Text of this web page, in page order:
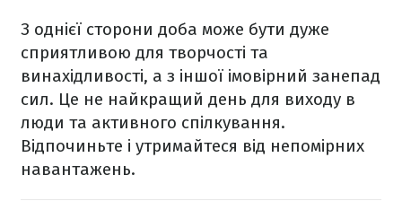
З однієї сторони доба може бути дуже
сприятливою для творчості та
винахідливості, а з іншої імовірний занепад
сил. Це не найкращий день для виходу в
люди та активного спілкування.
Відпочиньте і утримайтеся від непомірних
навантажень.